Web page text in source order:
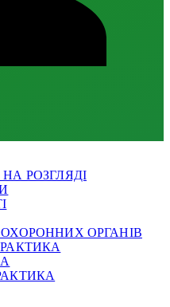
РОЗГЛЯДІ
ОРГАНІВ